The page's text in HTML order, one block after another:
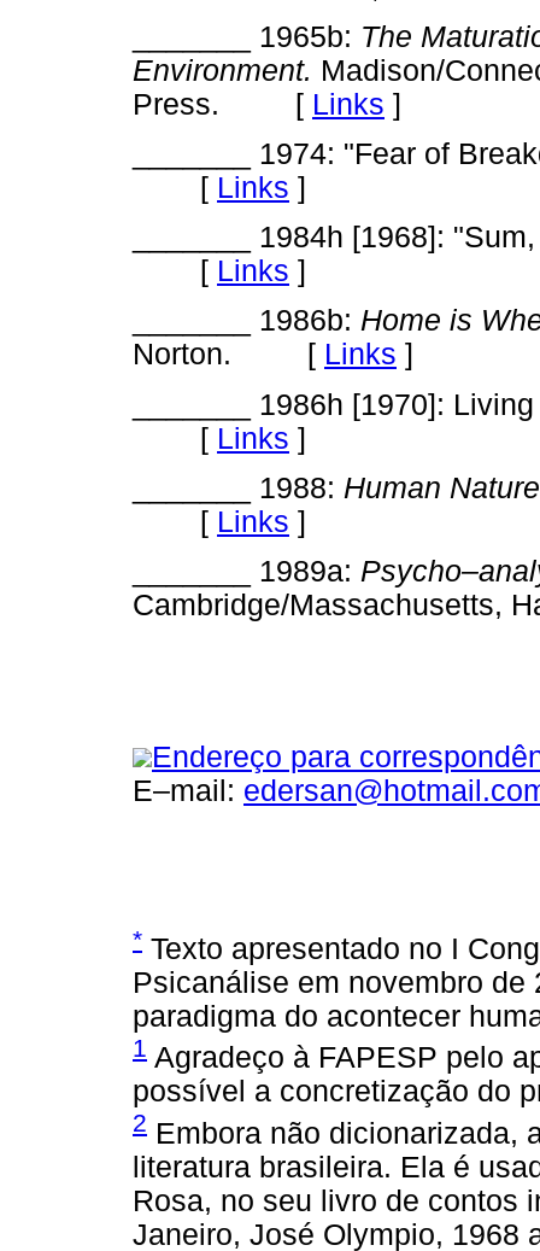
_______ 1965b: The
Environment. Madison/
Press. [ Links ]
_______ 1974: "Fear of
[ Links ]
_______ 1984h [1968]:
[ Links ]
_______ 1986b: Home is
Norton. [ Links ]
_______ 1986h [1970]:
[ Links ]
_______ 1988: Human Nature
[ Links ]
_______ 1989a:
Cambridge/Massachusetts,
Endereço para
E–mail:
* Texto apresentado no I
Psicanálise em novembro
paradigma do acontecer
1 Agradeço à FAPESP pelo
possível a concretização do
2 Embora não dicionarizada,
literatura brasileira. Ela é
Rosa, no seu livro de contos
Janeiro, José Olympio, 1968